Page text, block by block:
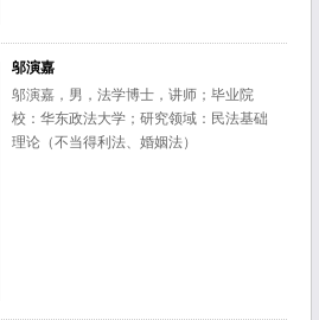
邬演嘉
邬演嘉，男，法学博士，讲师；毕业院
校：华东政法大学；研究领域：民法基础
理论（不当得利法、婚姻法）